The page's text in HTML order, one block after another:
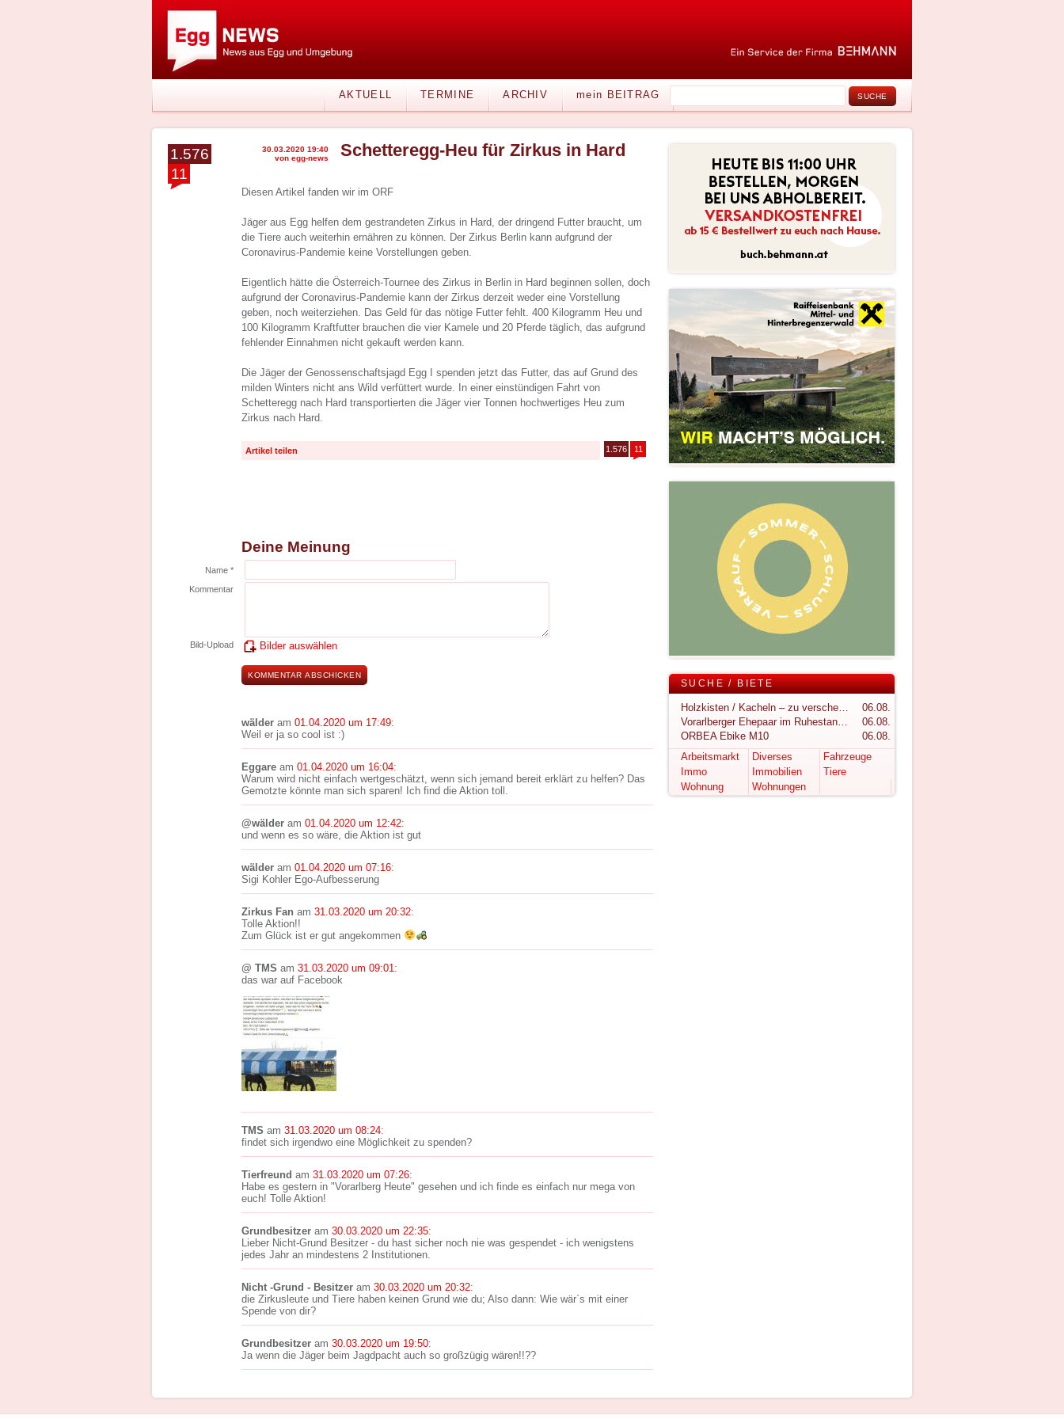
AKTUELL TERMINE ARCHIV mein BEITRAG
1.576
11
30.03.2020 19:40
von egg-news
Schetteregg-Heu für Zirkus in Hard
Diesen Artikel fanden wir im ORF
Jäger aus Egg helfen dem gestrandeten Zirkus in Hard, der dringend Futter braucht, um
die Tiere auch weiterhin ernähren zu können. Der Zirkus Berlin kann aufgrund der
Coronavirus-Pandemie keine Vorstellungen geben.
Eigentlich hätte die Österreich-Tournee des Zirkus in Berlin in Hard beginnen sollen, doch
aufgrund der Coronavirus-Pandemie kann der Zirkus derzeit weder eine Vorstellung
geben, noch weiterziehen. Das Geld für das nötige Futter fehlt. 400 Kilogramm Heu und
100 Kilogramm Kraftfutter brauchen die vier Kamele und 20 Pferde täglich, das aufgrund
fehlender Einnahmen nicht gekauft werden kann.
Die Jäger der Genossenschaftsjagd Egg I spenden jetzt das Futter, das auf Grund des
milden Winters nicht ans Wild verfüttert wurde. In einer einstündigen Fahrt von
Schetteregg nach Hard transportierten die Jäger vier Tonnen hochwertiges Heu zum
Zirkus nach Hard.
Artikel teilen 1.576 11
Deine Meinung
Name *
Kommentar
Bild-Upload Bilder auswählen
wälder am 01.04.2020 um 17:49:
Weil er ja so cool ist :)
Eggare am 01.04.2020 um 16:04:
Warum wird nicht einfach wertgeschätzt, wenn sich jemand bereit erklärt zu helfen? Das
Gemotzte könnte man sich sparen! Ich find die Aktion toll.
@wälder am 01.04.2020 um 12:42:
und wenn es so wäre, die Aktion ist gut
wälder am 01.04.2020 um 07:16:
Sigi Kohler Ego-Aufbesserung
Zirkus Fan am 31.03.2020 um 20:32:
Tolle Aktion!!
Zum Glück ist er gut angekommen
@ TMS am 31.03.2020 um 09:01:
das war auf Facebook
TMS am 31.03.2020 um 08:24:
findet sich irgendwo eine Möglichkeit zu spenden?
Tierfreund am 31.03.2020 um 07:26:
Habe es gestern in "Vorarlberg Heute" gesehen und ich finde es einfach nur mega von
euch! Tolle Aktion!
Grundbesitzer am 30.03.2020 um 22:35:
Lieber Nicht-Grund Besitzer - du hast sicher noch nie was gespendet - ich wenigstens
jedes Jahr an mindestens 2 Institutionen.
Nicht -Grund - Besitzer am 30.03.2020 um 20:32:
die Zirkusleute und Tiere haben keinen Grund wie du; Also dann: Wie wär`s mit einer
Spende von dir?
Grundbesitzer am 30.03.2020 um 19:50:
Ja wenn die Jäger beim Jagdpacht auch so großzügig wären!!??
SUCHE / BIETE
Holzkisten / Kacheln – zu verschenken
06.08.
Vorarlberger Ehepaar im Ruhestand sucht ruhigen Rückzugsort im Bregenzerwald
06.08.
ORBEA Ebike M10
06.08.
Arbeitsmarkt
Diverses
Fahrzeuge
Immo
Immobilien
Tiere
Wohnung
Wohnungen